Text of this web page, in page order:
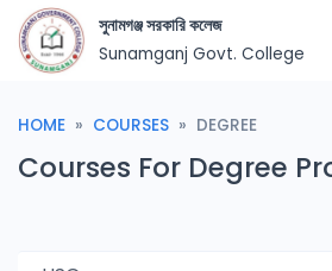
সুনামগঞ্জ সরকারি কলেজ
Sunamganj Govt. College
HOME COURSES DEGREE
Courses For Degree